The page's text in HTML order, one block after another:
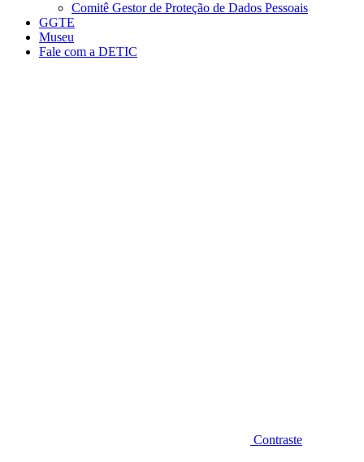
Comitê Gestor de Proteção de Dados Pessoais
GGTE
Museu
Fale com a DETIC
Contraste